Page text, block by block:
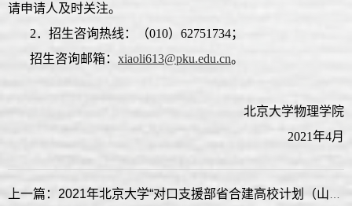
请申请人及时关注。
2． 招生咨询热线：（010）62751734；
招生咨询邮箱： xiaoli613@pku.edu.cn。
北京大学物理学院
2021年4月